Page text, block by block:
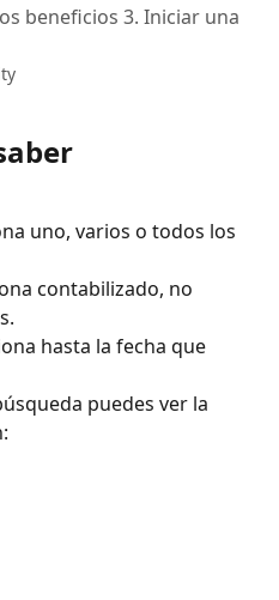
beneficios 3. Iniciar una
uno, varios o todos los
contabilizado, no
hasta la fecha que
puedes ver la